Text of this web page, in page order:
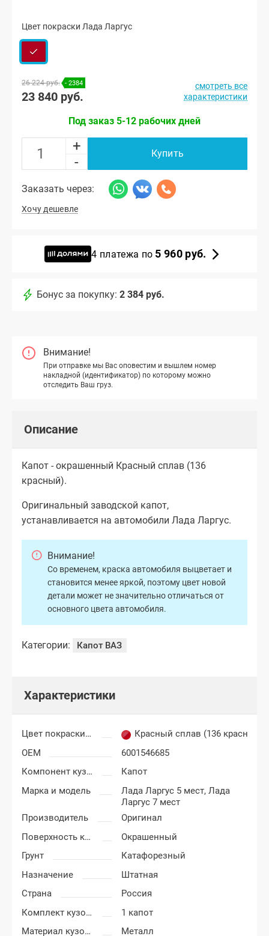
Цвет покраски Лада Ларгус
26 224 руб. - 2384
23 840 руб.
смотреть все
характеристики
Под заказ 5-12 рабочих дней
+
-
Купить
Заказать через:
Хочу дешевле
4 платежа по 5 960 руб.
Бонус за покупку: 2 384 руб.
Внимание!
При отправке мы Вас оповестим и вышлем номер
накладной (идентификатор) по которому можно
отследить Ваш груз.
Описание
Капот - окрашенный Красный сплав (136
красный).
Оригинальный заводской капот,
устанавливается на автомобили Лада Ларгус.
Внимание!
Со временем, краска автомобиля выцветает и
становится менее яркой, поэтому цвет новой
детали может не значительно отличаться от
основного цвета автомобиля.
Категории: Капот ВАЗ
Характеристики
Цвет покраски Лада Ларгус
Красный сплав (136 красный)
OEM
6001546685
Компонент кузова
Капот
Марка и модель
Лада Ларгус 5 мест,Лада
Ларгус 7 мест
Производитель
Оригинал
Поверхность капота
Окрашенный
Грунт
Катафорезный
Назначение
Штатная
Страна
Россия
Комплект кузовных деталей
1 капот
Материал кузовных деталей
Металл